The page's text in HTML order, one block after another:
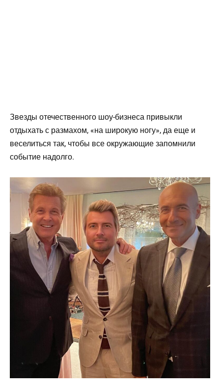
Звезды отечественного шоу-бизнеса привыкли
отдыхать с размахом, «на широкую ногу», да еще и
веселиться так, чтобы все окружающие запомнили
событие надолго.